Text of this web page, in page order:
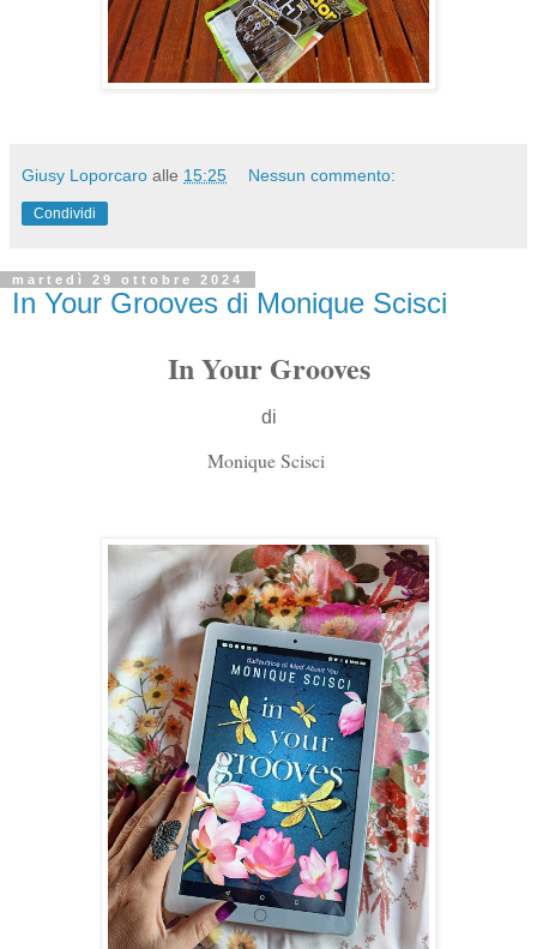
Giusy Loporcaro alle 15:25 Nessun commento:
Condividi
martedì 29 ottobre 2024
In Your Grooves di Monique Scisci
In Your Grooves
di
Monique Scisci